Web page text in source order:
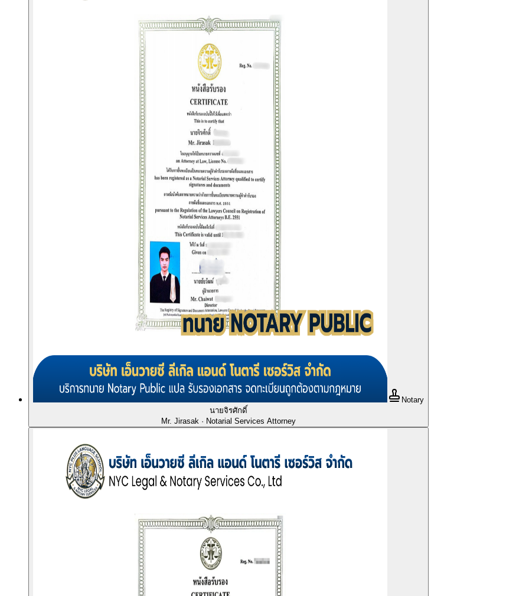
Notary
นายจิรศักดิ์
Mr. Jirasak · Notarial Services Attorney